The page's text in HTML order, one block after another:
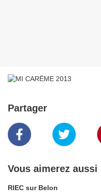
Partager
Vous aimerez aussi
RIEC sur Belon